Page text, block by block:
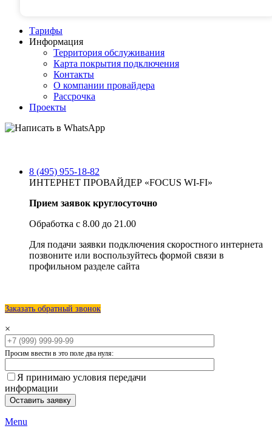
Тарифы
Информация
Территория обслуживания
Карта покрытия подключения
Контакты
О компании провайдера
Рассрочка
Проекты
8 (495) 955-18-82
ИНТЕРНЕТ ПРОВАЙДЕР «FOCUS WI-FI»
Прием заявок круглосуточно
Обработка с 8.00 до 21.00
Для подачи заявки подключения скоростного интернета
позвоните или воспользуйтесь формой связи в
профильном разделе сайта
Заказать обратный звонок
×
Просим ввести в это поле два нуля:
Я принимаю условия передачи
информации
Menu